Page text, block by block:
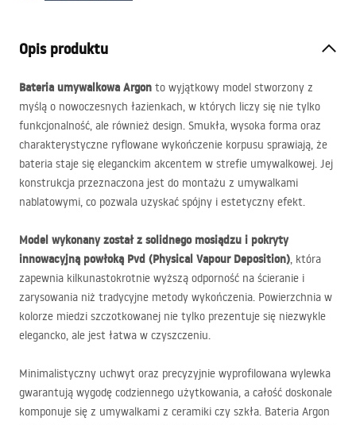
Opis produktu
Bateria umywalkowa Argon to wyjątkowy model stworzony z
myślą o nowoczesnych łazienkach, w których liczy się nie tylko
funkcjonalność, ale również design. Smukła, wysoka forma oraz
charakterystyczne ryflowane wykończenie korpusu sprawiają, że
bateria staje się eleganckim akcentem w strefie umywalkowej. Jej
konstrukcja przeznaczona jest do montażu z umywalkami
nablatowymi, co pozwala uzyskać spójny i estetyczny efekt.
Model wykonany został z solidnego mosiądzu i pokryty
innowacyjną powłoką Pvd (Physical Vapour Deposition), która
zapewnia kilkunastokrotnie wyższą odporność na ścieranie i
zarysowania niż tradycyjne metody wykończenia. Powierzchnia w
kolorze miedzi szczotkowanej nie tylko prezentuje się niezwykle
elegancko, ale jest łatwa w czyszczeniu.
Minimalistyczny uchwyt oraz precyzyjnie wyprofilowana wylewka
gwarantują wygodę codziennego użytkowania, a całość doskonale
komponuje się z umywalkami z ceramiki czy szkła. Bateria Argon